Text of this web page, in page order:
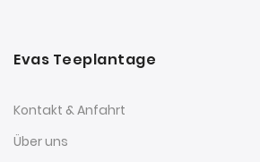
Evas Teeplantage
Kontakt & Anfahrt
Über uns